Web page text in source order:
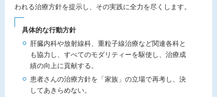
われる治療方針を提示し、その実践に全力を尽くします。
具体的な行動方針
肝臓内科や放射線科、重粒子線治療など関連各科と
も協力し、すべてのモダリティーを駆使し、治療成
績の向上に貢献する。
患者さんの治療方針を「家族」の立場で再考し、決
してあきらめない。